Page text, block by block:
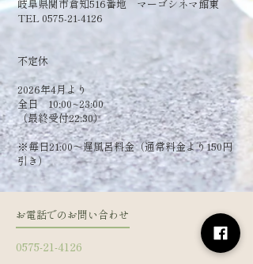
岐阜県関市倉知516番地 マーゴシネマ館東
TEL 0575-21-4126
​不定休
2026年4月より
全日 10:00~23:00
（最終受付22:30）
​※毎日21:00～遅風呂料金（通常料金より150円
引き）
お電話でのお問い合わせ
0575-21-4126